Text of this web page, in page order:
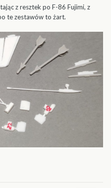
z resztek po F-86 Fujimi, z
te zestawów to żart.